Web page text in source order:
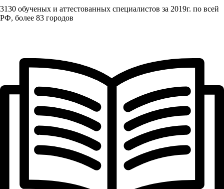
3130 обученых и аттестованных специалистов за 2019г. по всей
РФ, более 83 городов